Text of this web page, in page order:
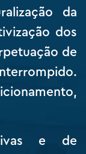
da
dos
de
e de